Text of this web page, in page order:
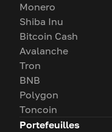
Monero
Shiba Inu
Bitcoin Cash
Avalanche
Tron
BNB
Polygon
Toncoin
Portefeuilles